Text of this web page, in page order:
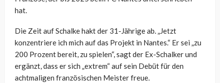
hat.
Die Zeit auf Schalke hakt der 31-Jährige ab. „Jetzt
konzentriere ich mich auf das Projekt in Nantes.“ Er sei „zu
200 Prozent bereit, zu spielen“, sagt der Ex-Schalker und
ergänzt, dass er sich „extrem“ auf sein Debüt für den
achtmaligen französischen Meister freue.